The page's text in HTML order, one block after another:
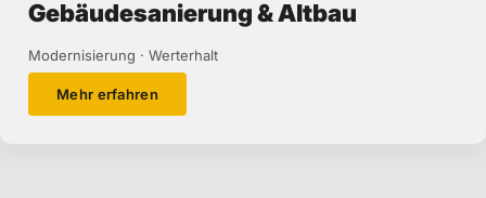
Gebäudesanierung & Altbau
Modernisierung · Werterhalt
Mehr erfahren